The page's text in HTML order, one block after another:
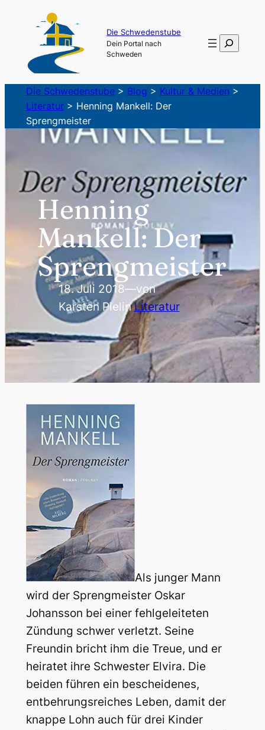
springen
Die Schwedenstube
Dein Portal nach
Schweden
Suchen
Die Schwedenstube> Blog > Kultur & Medien >
Literatur> Henning Mankell: Der
Sprengmeister
Henning
Mankell: Der
Sprengmeister
18. Juli 2018—von
Karsten PielinLiteratur
Als junger Mann
wird der Sprengmeister Oskar
Johansson bei einer fehlgeleiteten
Zündung schwer verletzt. Seine
Freundin bricht ihm die Treue, und er
heiratet ihre Schwester Elvira. Die
beiden führen ein bescheidenes,
entbehrungsreiches Leben, damit der
knappe Lohn auch für drei Kinder